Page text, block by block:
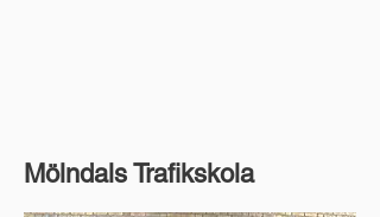
Mölndals Trafikskola